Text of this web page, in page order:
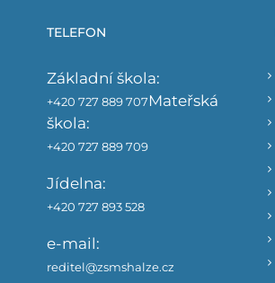
TELEFON
Základní škola:
+420 727 889 707Mateřská
škola:
+420 727 889 709
Jídelna:
+420 727 893 528
e-mail:
reditel@zsmshalze.cz